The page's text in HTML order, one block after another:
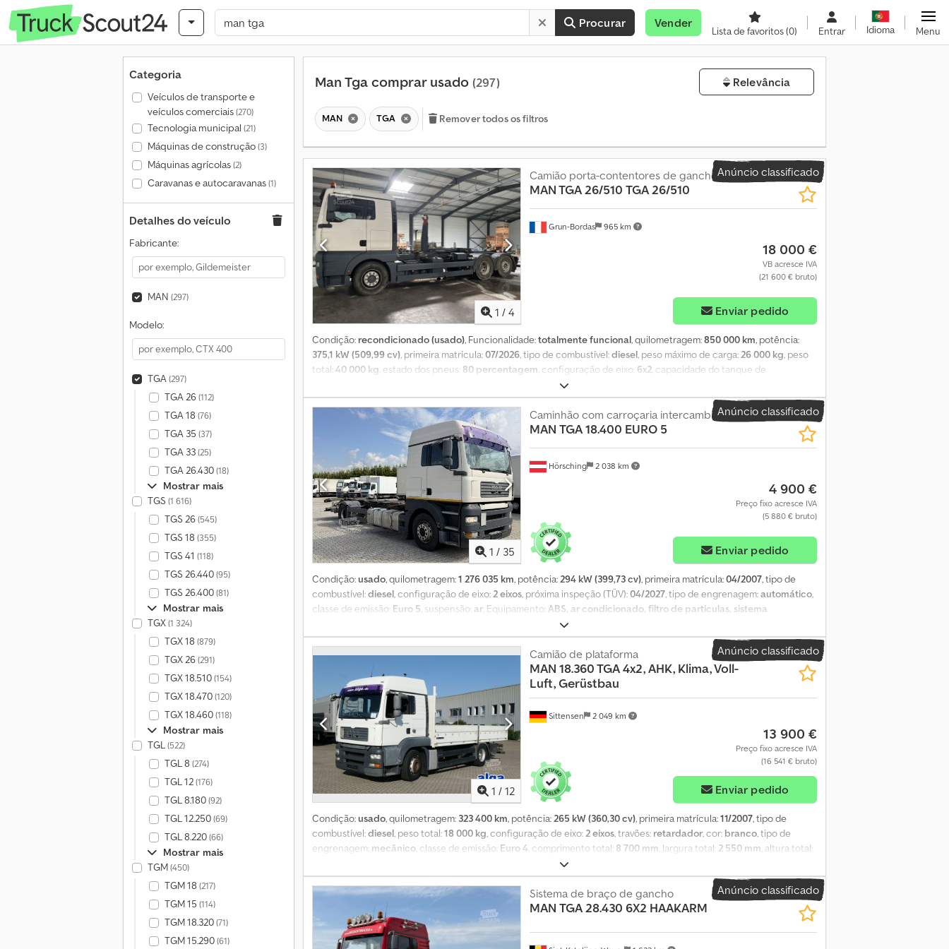
Procurar Vender
Lista de favoritos(0) Entrar Idioma Menu
Categoria
Veículos de transporte e
veículos comerciais(270)
Tecnologia municipal (21)
Máquinas de construção(3)
Máquinas agrícolas(2)
Caravanas e autocaravanas(1)
Detalhes do veículo
Fabricante:
MAN (297)
Modelo:
TGA(297)
TGA 26(112)
TGA 18 (76)
TGA 35 (37)
TGA 33(25)
TGA 26.430(18)
Mostrar mais
TGS (1 616)
TGS 26(545)
TGS 18 (355)
TGS 41 (118)
TGS 26.440(95)
TGS 26.400(81)
Mostrar mais
TGX(1 324)
TGX 18 (879)
TGX 26(291)
TGX 18.510(154)
TGX 18.470(120)
TGX 18.460(118)
Mostrar mais
TGL(522)
TGL 8 (274)
TGL 12(176)
TGL 8.180(92)
TGL 12.250(69)
TGL 8.220(66)
Mostrar mais
TGM(450)
TGM 18 (217)
TGM 15 (114)
TGM 18.320(71)
TGM 15.290(61)
Man Tga comprar usado (297) Relevância
MAN TGA Remover todos os filtros
Anúncio classificado
1 / 4
Grun-Bordas 965 km
Camião porta-contentores de gancho
MAN TGA 26/510 TGA 26/510
18 000 €
VB acresce IVA
(21 600 € bruto)
Enviar pedido
Condição: recondicionado (usado), Funcionalidade:totalmente funcional, quilometragem:850 000 km, potência:
375,1 kW (509,99 cv), primeira matrícula:07/2026, tipo de combustível:diesel, peso máximo de carga:26 000 kg, peso
total:40 000 kg, estado dos pneus: 80 percentagem, configuração de eixo: 6x2, capacidade do tanque de
, tipo de engrenagem:
suspensão:ar, número de lugares:2, Ano de fabrico:2003, Equipamento:ABS, Tacógrafo, acoplamento de reboque,
aquecedor estacionário, ar condicionado, ar condicionado de estacionamento, bloqueio do diferencial,
compressor, controlo de velocidade de cruzeiro, direção assistida, espelho retrovisor elétrico, faróis de nevoeiro,
fecho centralizado, registo de automóvel, registo de camião, regulação eléctrica dos vidros, retardador, unidade
de refrigeração, veículo não fumador, Olá, caminhão com motor totalmente recondicionado, incluindo pistões,
bielas e cabeçotes novos, freios novos, pneus em muito bom estado, bomba de água nova e banco do motorista
original MAN, também novo. O interior da cabine está em bom estado. O motor foi recondicionado devido a um
problema de vedação nas juntas da base dos pistões. Este caminhão está à venda devido ao encerramento da
atividade. Crsdjzi Dixspfx Ak Hof
Anúncio classificado
1 / 35
Hörsching 2 038 km
Caminhão com carroçaria intercambiável
MAN TGA 18.400 EURO 5
4 900 €
Preço fixo acresce IVA
(5 880 € bruto)
Enviar pedido
Condição:usado, quilometragem:1 276 035 km, potência:294 kW (399,73 cv), primeira matrícula:04/2007, tipo de
combustível:diesel, configuração de eixo:2 eixos, próxima inspeção (TÜV):04/2027, tipo de engrenagem:automático,
classe de emissão: Euro 5, suspensão: ar, Equipamento: ABS, ar condicionado, filtro de partículas, sistema
, MAN TGA 18.400, sistema de troca de carroçarias * Ano de fabricação: 24.04.2007 * Quilometragem:
276.033 km * Potência: 400 cv * Transmissão: automática * Fórmula de tração: 4x2 * Distância entre eixos: 5.500 mm *
Carga útil: 8.915 kg * Cabine de descanso * Banco do motorista com suspensão pneumática * Ar condicionado *
Regulador de velocidade * Vidros elétricos * Proteção solar * Caçamba basculante / sistema de troca de carroçarias
* Engate de reboque * Caixas de ferramentas * Depósito de combustível em alumínio. Codpfszicu Hex Ak Hsrf
Anúncio classificado
1 / 12
Sittensen 2 049 km
Camião de plataforma
MAN 18.360 TGA 4x2, AHK, Klima, Voll-
Luft, Gerüstbau
13 900 €
Preço fixo acresce IVA
(16 541 € bruto)
Enviar pedido
Condição:usado, quilometragem: 323 400 km, potência:265 kW (360,30 cv), primeira matrícula:11/2007, tipo de
combustível:diesel, peso total:18 000 kg, configuração de eixo:2 eixos, travões: retardador, cor: branco, tipo de
engrenagem: mecânico, classe de emissão: Euro 4, comprimento total: 8 700 mm, largura total: 2 550 mm, altura total:
, comprimento do espaço de carga:
carga:2 480 mm, altura do espaço de carga:600 mm, Equipamento:ABS, ar condicionado, Carroçaria de plataforma,
paredes laterais de alumínio, 1x divisória (em mm), piso com impressão serigráfica, 10 pontos de amarração por lado,
engate de reboque Ringfeder, compartimento para ferramentas, Intarder, ABS, ASR, bloqueio do diferencial traseiro,
controlo de velocidade, ar condicionado, espelhos retrovisores exteriores aquecidos e ajustáveis eletricamente,
vidros elétricos para as portas do condutor e do passageiro, teto deslizante e basculante elétrico, volante
Anúncio classificado
Sistema de braço de gancho
MAN TGA 28.430 6X2 HAAKARM